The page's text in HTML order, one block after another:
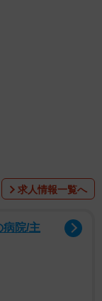
る人も
求人情報一覧へ
病院/主